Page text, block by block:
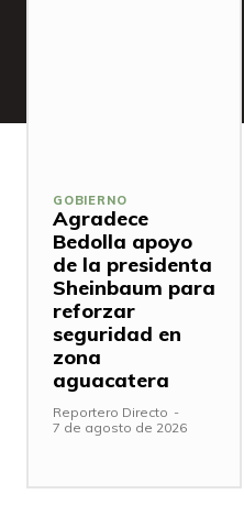
GOBIERNO
Agradece
Bedolla apoyo
de la presidenta
Sheinbaum para
reforzar
seguridad en
zona
aguacatera
Reportero Directo -
7 de agosto de 2026